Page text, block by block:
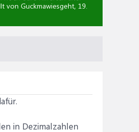
von Guckmawiesgeht, 19.
in Dezimalzahlen